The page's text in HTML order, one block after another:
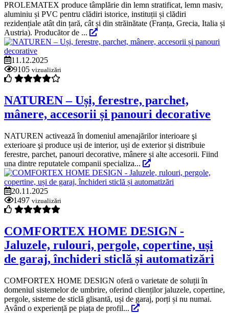
PROLEMATEX produce tâmplărie din lemn stratificat, lemn masiv,
aluminiu și PVC pentru clădiri istorice, instituții și clădiri
rezidențiale atât din țară, cât și din străinătate (Franța, Grecia, Italia și
Austria). Producător de ...
11.12.2025
9105 vizualizări
NATUREN – Uși, ferestre, parchet,
mânere, accesorii și panouri decorative
NATUREN activează în domeniul amenajărilor interioare şi
exterioare şi produce uși de interior, uși de exterior și distribuie
ferestre, parchet, panouri decorative, mânere și alte accesorii. Fiind
una dintre reputatele companii specializa...
20.11.2025
1497 vizualizări
COMFORTEX HOME DESIGN -
Jaluzele, rulouri, pergole, copertine, uși
de garaj, închideri sticlă și automatizări
COMFORTEX HOME DESIGN oferă o varietate de soluții în
domeniul sistemelor de umbrire, oferind clienților jaluzele, copertine,
pergole, sisteme de sticlă glisantă, uși de garaj, porți și nu numai.
Având o experiență pe piața de profil...